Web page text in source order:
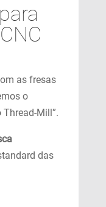
as fresas
o
Mill”.
das